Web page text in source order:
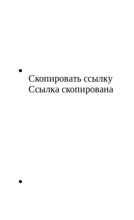
Скопировать ссылку
Ссылка скопирована